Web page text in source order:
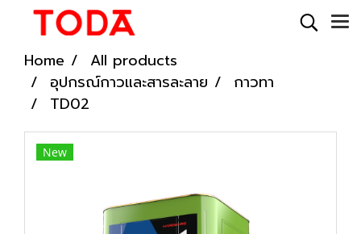
Home
All products
อุปกรณ์กาวและสารละลาย
กาวทา
TD02
New